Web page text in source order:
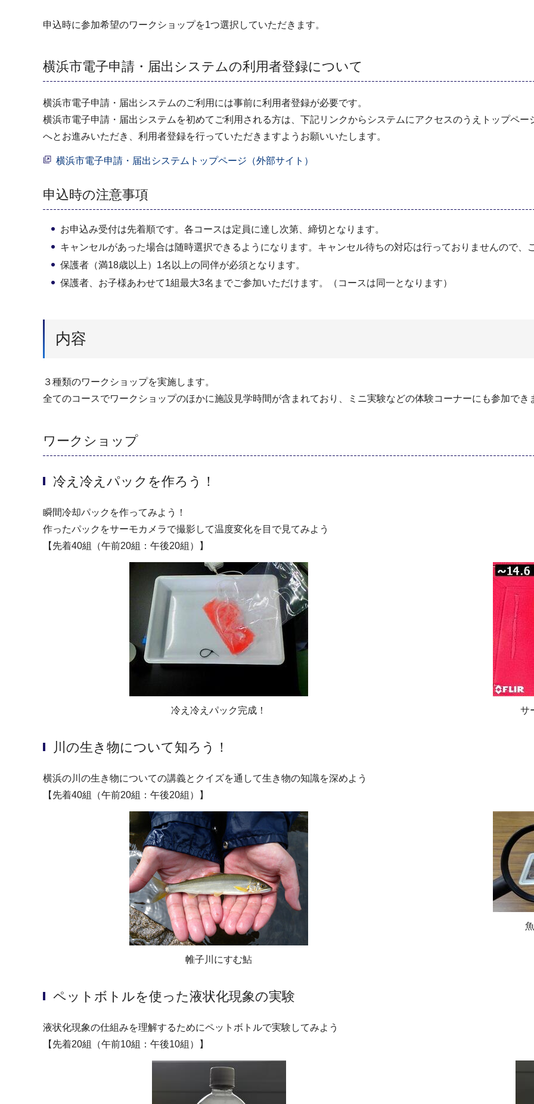
申込時に参加希望のワークショップを1つ選択していただきます。
横浜市電子申請・届出システムの利用者登録について
横浜市電子申請・届出システムのご利用には事前に利用者登録が必要です。
横浜市電子申請・届出システムを初めてご利用される方は、下記リンクからシステムにアクセスのうえトップペ
へとお進みいただき、利用者登録を行っていただきますようお願いいたします。
横浜市電子申請・届出システムトップページ（外部サイト）
申込時の注意事項
お申込み受付は先着順です。各コースは定員に達し次第、締切となります。
キャンセルがあった場合は随時選択できるようになります。キャンセル待ちの対応は行っておりませんので、
保護者（満18歳以上）1名以上の同伴が必須となります。
保護者、お子様あわせて1組最大3名までご参加いただけます。（コースは同一となります）
内容
３種類のワークショップを実施します。
全てのコースでワークショップのほかに施設見学時間が含まれており、ミニ実験などの体験コーナーにも参加でき
ワークショップ
冷え冷えパックを作ろう！
瞬間冷却パックを作ってみよう！
作ったパックをサーモカメラで撮影して温度変化を目で見てみよう
【先着40組（午前20組：午後20組）】
冷え冷えパック完成！ サ
川の生き物について知ろう！
横浜の川の生き物についての講義とクイズを通して生き物の知識を深めよう
【先着40組（午前20組：午後20組）】
帷子川にすむ鮎
ペットボトルを使った液状化現象の実験
液状化現象の仕組みを理解するためにペットボトルで実験してみよう
【先着20組（午前10組：午後10組）】